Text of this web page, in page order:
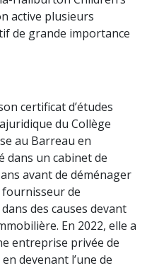
active plusieurs
de grande importance
certificat d’études
du Collège
au Barreau en
dans un cabinet de
avant de déménager
de
des causes devant
En 2022, elle a
entreprise privée de
devenant l’une de